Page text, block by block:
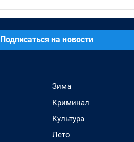
Подписаться на новости
Зима
Криминал
Культура
Лето